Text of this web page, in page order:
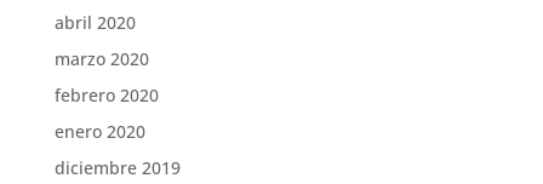
abril 2020
marzo 2020
febrero 2020
enero 2020
diciembre 2019